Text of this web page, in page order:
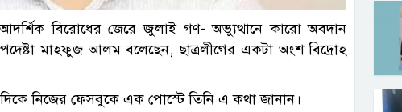
বিরোধের জেরে জুলাই গণ- অভ্যুত্থানে কারো অবদান
মাহফুজ আলম বলেছেন, ছাত্রলীগের একটা অংশ বিদ্রোহ
নিজের ফেসবুকে এক পোস্টে তিনি এ কথা জানান।